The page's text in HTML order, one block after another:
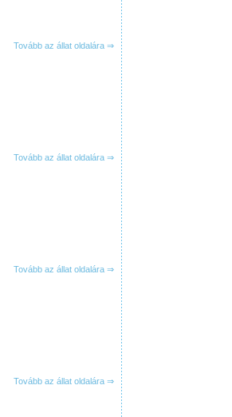
Tovább az állat oldalára ⇒
Tovább az állat oldalára ⇒
Tovább az állat oldalára ⇒
Tovább az állat oldalára ⇒